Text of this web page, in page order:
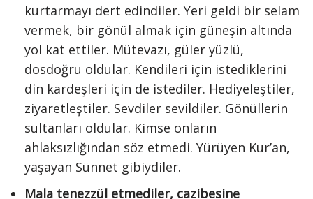
kurtarmayı dert edindiler. Yeri geldi bir selam
vermek, bir gönül almak için güneşin altında
yol kat ettiler. Mütevazı, güler yüzlü,
dosdoğru oldular. Kendileri için istediklerini
din kardeşleri için de istediler. Hediyeleştiler,
ziyaretleştiler. Sevdiler sevildiler. Gönüllerin
sultanları oldular. Kimse onların
ahlaksızlığından söz etmedi. Yürüyen Kur’an,
yaşayan Sünnet gibiydiler.
Mala tenezzül etmediler, cazibesine